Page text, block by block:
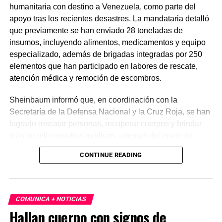
humanitaria con destino a Venezuela, como parte del
apoyo tras los recientes desastres. La mandataria detalló
que previamente se han enviado 28 toneladas de
insumos, incluyendo alimentos, medicamentos y equipo
especializado, además de brigadas integradas por 250
elementos que han participado en labores de rescate,
atención médica y remoción de escombros.
Sheinbaum informó que, en coordinación con la
Secretaría de la Defensa Nacional y la Cruz Roja, se han
logrado rescatar personas, recuperar cuerpos y brindar
plantas de energía y materiales de apoyo. Subrayó que
estas acciones responden a solicitudes del gobierno
En otro tema, el secretario de Economía, Marcelo Ebrard,
aseguró que el Tratado entre México, Estados Unidos y
CONTINUE READING
COMUNICA + NOTICIAS
Hallan cuerpo con signos de